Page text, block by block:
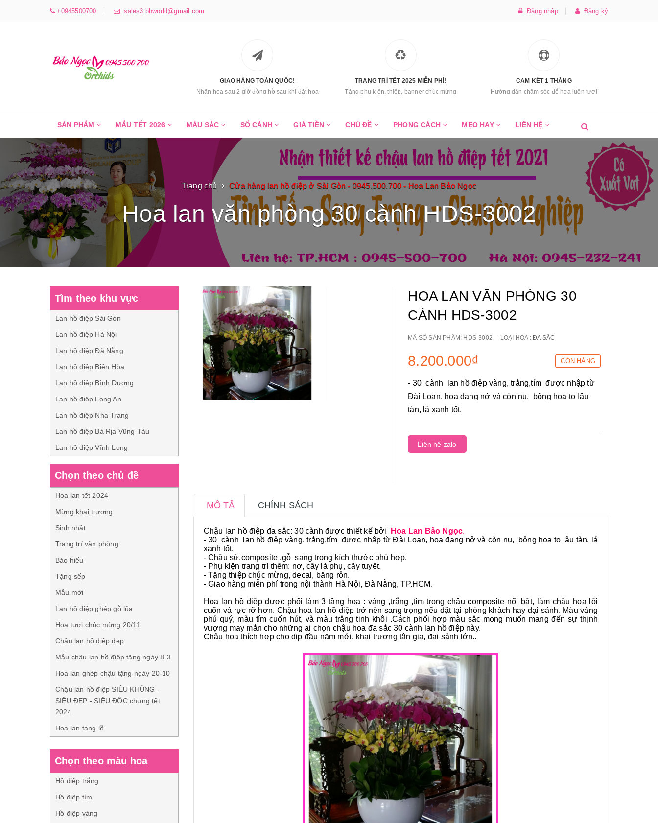
+0945500700 sales3.bhworld@gmail.com Đăng nhập Đăng ký
GIAO HÀNG TOÀN QUỐC!
Nhận hoa sau 2 giờ đồng hồ sau khi đặt hoa
TRANG TRÍ TẾT 2025 MIỄN PHÍ!
Tặng phụ kiện, thiệp, banner chúc mừng
CAM KẾT 1 THÁNG
Hướng dẫn chăm sóc để hoa luôn tươi
SẢN PHẨM MẪU TẾT 2026 MÀU SẮC SỐ CÀNH GIÁ TIỀN CHỦ ĐỀ PHONG CÁCH MẸO HAY LIÊN HỆ
Trang chủ Cửa hàng lan hồ điệp ở Sài Gòn - 0945.500.700 - Hoa Lan Bảo Ngọc
Hoa lan văn phòng 30 cành HDS-3002
HOA LAN VĂN PHÒNG 30
CÀNH HDS-3002
MÃ SỐ SẢN PHẨM: HDS-3002 LOẠI HOA :ĐA SẮC
8.200.000₫ CÒN HÀNG
- 30 cành lan hồ điệp vàng, trắng,tím được nhập từ
Đài Loan, hoa đang nở và còn nụ, bông hoa to lâu
tàn, lá xanh tốt.
Liên hệ zalo
MÔ TẢ CHÍNH SÁCH
Chậu lan hồ điệp đa sắc: 30 cành được thiết kế bởi Hoa Lan Bảo Ngọc.
- 30 cành lan hồ điệp vàng, trắng,tím được nhập từ Đài Loan, hoa đang nở và còn nụ, bông hoa to lâu tàn, lá
xanh tốt.
- Chậu sứ,composite ,gỗ sang trọng kích thước phù hợp.
- Phụ kiện trang trí thêm: nơ, cây lá phụ, cây tuyết.
- Tặng thiệp chúc mừng, decal, băng rôn.
- Giao hàng miễn phí trong nội thành Hà Nội, Đà Nẵng, TP.HCM.
Hoa lan hồ điệp được phối làm 3 tầng hoa : vàng ,trắng ,tím trong chậu composite nổi bật, làm chậu hoa lôi
cuốn và rực rỡ hơn. Chậu hoa lan hồ điệp trở nên sang trọng nếu đặt tại phòng khách hay đại sảnh. Màu vàng
phú quý, màu tím cuốn hút, và màu trắng tinh khôi .Cách phối hợp màu sắc mong muốn mang đến sự thịnh
vượng may mắn cho những ai chọn chậu hoa đa sắc 30 cành lan hồ điệp này.
Chậu hoa thích hợp cho dịp đầu năm mới, khai trương tân gia, đại sảnh lớn..
Tìm theo khu vực
Lan hồ điệp Sài Gòn
Lan hồ điệp Hà Nội
Lan hồ điệp Đà Nẵng
Lan hồ điệp Biên Hòa
Lan hồ điệp Bình Dương
Lan hồ điệp Long An
Lan hồ điệp Nha Trang
Lan hồ điệp Bà Rịa Vũng Tàu
Lan hồ điệp Vĩnh Long
Chọn theo chủ đề
Hoa lan tết 2024
Mừng khai trương
Sinh nhật
Trang trí văn phòng
Báo hiếu
Tặng sếp
Mẫu mới
Lan hồ điệp ghép gỗ lũa
Hoa tươi chúc mừng 20/11
Chậu lan hồ điệp đẹp
Mẫu chậu lan hồ điệp tặng ngày 8-3
Hoa lan ghép chậu tặng ngày 20-10
Chậu lan hồ điệp SIÊU KHỦNG -
SIÊU ĐẸP - SIÊU ĐỘC chưng tết
2024
Hoa lan tang lễ
Chọn theo màu hoa
Hồ điệp trắng
Hồ điệp tím
Hồ điệp vàng